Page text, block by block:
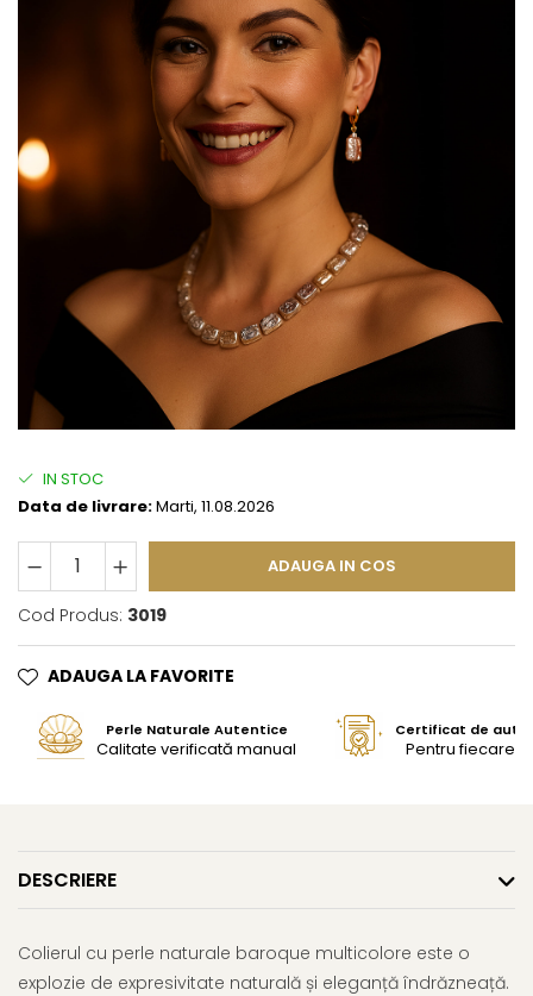
IN STOC
Data de livrare:Marti, 11.08.2026
ADAUGA IN COS
Cod Produs: 3019
ADAUGA LA FAVORITE
Perle Naturale Autentice
Calitate verificată manual
Certificat de
Pentru fiecare
DESCRIERE
Colierul cu perle naturale baroque multicolore este o
explozie de expresivitate naturală și eleganță îndrăzneață.